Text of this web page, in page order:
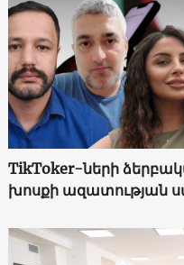
TikToker-ների
խոսքի ազատության